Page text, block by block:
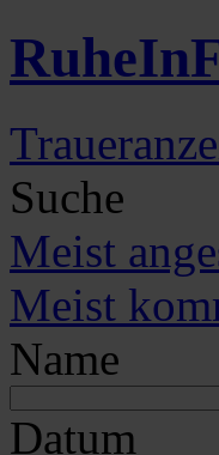
RuheIn
Suche
Meist
Meist
Name
Datum